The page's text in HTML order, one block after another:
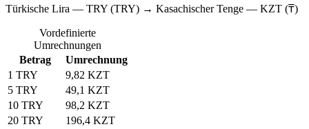
Türkische Lira — TRY (TRY) → Kasachischer Tenge — KZT (₸)
Vordefinierte
Umrechnungen
Betrag
Umrechnung
1 TRY
9,82 KZT
5 TRY
49,1 KZT
10 TRY
98,2 KZT
20 TRY
196,4 KZT